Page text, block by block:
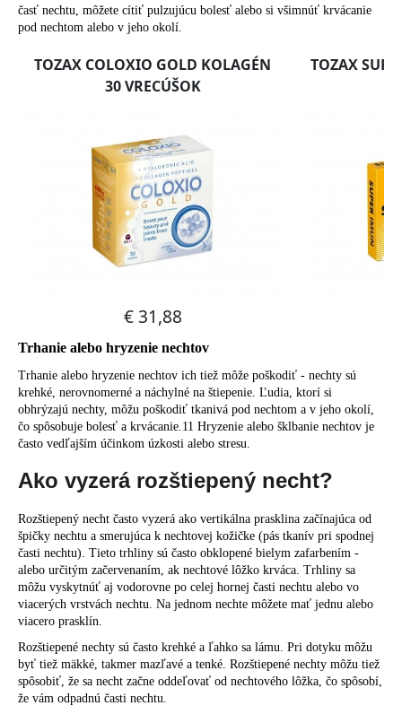
časť nechtu, môžete cítiť pulzujúcu bolesť alebo si všimnúť krvácanie
pod nechtom alebo v jeho okolí.
Trhanie alebo hryzenie nechtov
Trhanie alebo hryzenie nechtov ich tiež môže poškodiť - nechty sú
krehké, nerovnomerné a náchylné na štiepenie. Ľudia, ktorí si
obhrýzajú nechty, môžu poškodiť tkanivá pod nechtom a v jeho okolí,
čo spôsobuje bolesť a krvácanie.11 Hryzenie alebo šklbanie nechtov je
často vedľajším účinkom úzkosti alebo stresu.
Ako vyzerá rozštiepený necht?
Rozštiepený necht často vyzerá ako vertikálna prasklina začínajúca od
špičky nechtu a smerujúca k nechtovej kožičke (pás tkanív pri spodnej
časti nechtu). Tieto trhliny sú často obklopené bielym zafarbením -
alebo určitým začervenaním, ak nechtové lôžko krváca. Trhliny sa
môžu vyskytnúť aj vodorovne po celej hornej časti nechtu alebo vo
viacerých vrstvách nechtu. Na jednom nechte môžete mať jednu alebo
viacero prasklín.
Rozštiepené nechty sú často krehké a ľahko sa lámu. Pri dotyku môžu
byť tiež mäkké, takmer mazľavé a tenké. Rozštiepené nechty môžu tiež
spôsobiť, že sa necht začne oddeľovať od nechtového lôžka, čo spôsobí,
že vám odpadnú časti nechtu.